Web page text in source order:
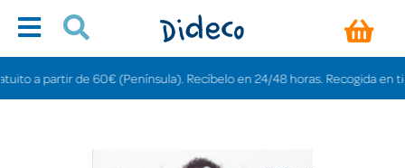
a partir de 60€ (Península). Recíbelo en 24/48 horas. Recogida en